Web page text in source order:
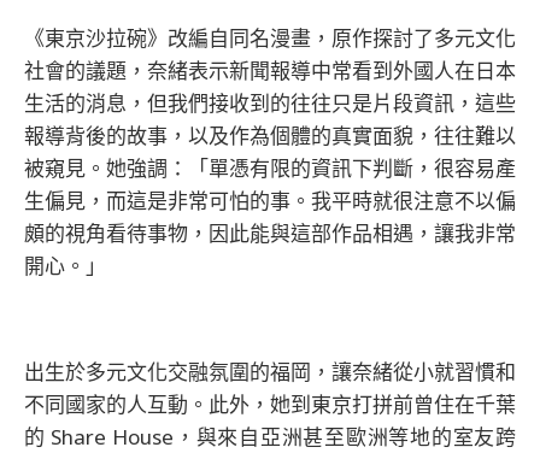
《東京沙拉碗》改編自同名漫畫，原作探討了多元文化
社會的議題，奈緒表示新聞報導中常看到外國人在日本
生活的消息，但我們接收到的往往只是片段資訊，這些
報導背後的故事，以及作為個體的真實面貌，往往難以
被窺見。她強調：「單憑有限的資訊下判斷，很容易產
生偏見，而這是非常可怕的事。我平時就很注意不以偏
頗的視角看待事物，因此能與這部作品相遇，讓我非常
開心。」
出生於多元文化交融氛圍的福岡，讓奈緒從小就習慣和
不同國家的人互動。此外，她到東京打拼前曾住在千葉
的 Share House，與來自亞洲甚至歐洲等地的室友跨